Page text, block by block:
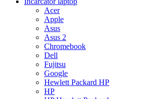
Acer
Apple
Asus
Asus 2
Chromebook
Dell
Fujitsu
Google
Hewlett Packard HP
HP